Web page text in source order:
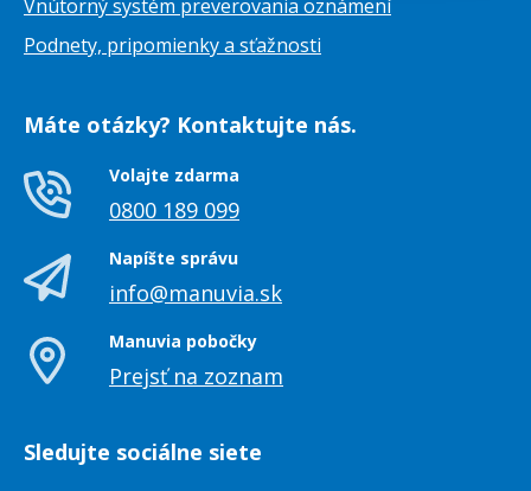
Vnútorný systém preverovania oznámení
Podnety, pripomienky a sťažnosti
Máte otázky? Kontaktujte nás.
Volajte zdarma
0800 189 099
Napíšte správu
info@manuvia.sk
Manuvia pobočky
Prejsť na zoznam
Sledujte sociálne siete